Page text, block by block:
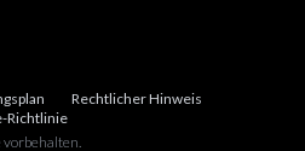
Rechtlicher Hinweis
Richtlinie